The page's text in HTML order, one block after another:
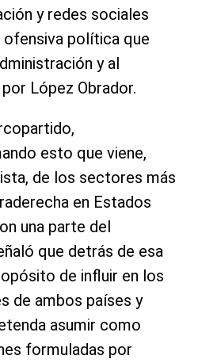
y redes sociales
política que
y al
López Obrador.
esto que viene,
de los sectores más
en Estados
una parte del
que detrás de esa
de influir en los
de ambos países y
asumir como
formuladas por